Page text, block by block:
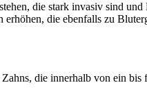
die stark invasiv sind
die ebenfalls zu
die innerhalb von ein